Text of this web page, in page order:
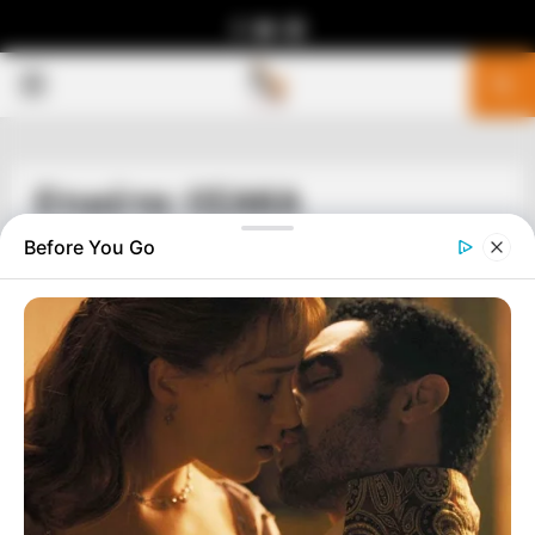
Ετικέτα: ΟΣΑΚΑ
Before You Go